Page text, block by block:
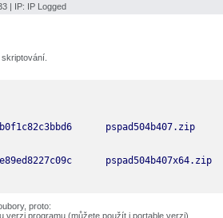
| IP: IP Logged
proto:
verzi programu (můžete použít i portable verzi).